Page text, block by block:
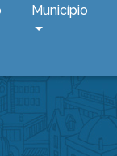
Município